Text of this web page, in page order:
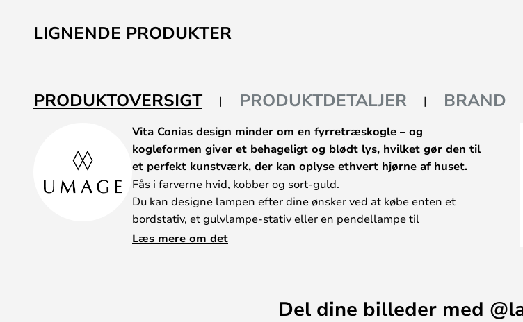
starten
LIGNENDE PRODUKTER
PRODUKTOVERSIGT PRODUKTDETALJER BRAND
Vita Conias design minder om en fyrretræskogle – og
kogleformen giver et behageligt og blødt lys, hvilket gør den til
et perfekt kunstværk, der kan oplyse ethvert hjørne af huset.
Fås i farverne hvid, kobber og sort-guld.
Du kan designe lampen efter dine ønsker ved at købe enten et
bordstativ, et gulvlampe-stativ eller en pendellampe til
lampeskærmen. Alle dele fås i både sort og hvid. Tilbehøret finder
Dette er kun en løs skærm og ikke en komplet lampe.
Læs mere om det
Del dine billeder med